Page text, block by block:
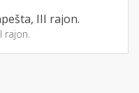
III rajon.
rajon.